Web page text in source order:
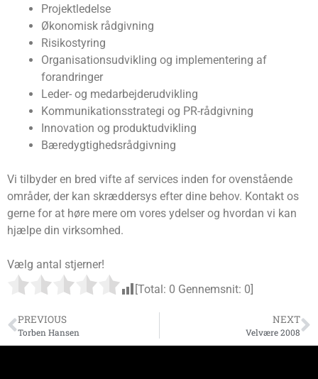
Projektledelse
Økonomisk rådgivning
Risikostyring
Organisationsudvikling og implementering af
forandringer
Leder- og medarbejderudvikling
Kommunikationsstrategi og PR-rådgivning
Innovation og produktudvikling
Bæredygtighedsrådgivning
Vi tilbyder en bred vifte af services inden for ovenstående
områder, der kan skræddersys efter dine behov. Kontakt os
gerne for at høre mere om vores ydelser og hvordan vi kan
hjælpe din virksomhed.
Vælg antal stjerner!
[Total: 0 Gennemsnit: 0
PREVIOUS
Torben Hansen
NEXT
Velvære 2008